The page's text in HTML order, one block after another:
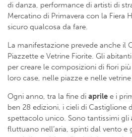
di danza, performance di artisti di
Mercatino di Primavera con la Fiera
sicuro qualcosa da fare.
La manifestazione prevede anche il
Piazzette e Vetrine Fiorite. Gli
per creare le composizioni di fiori
loro case, nelle piazze e nelle
Ogni anno, tra la fine di aprile e i
ben 28 edizioni, i cieli di Castiglione
spettacolo unico. Sono tantissimi gli
fluttuano nell’aria, spinti dal vento e